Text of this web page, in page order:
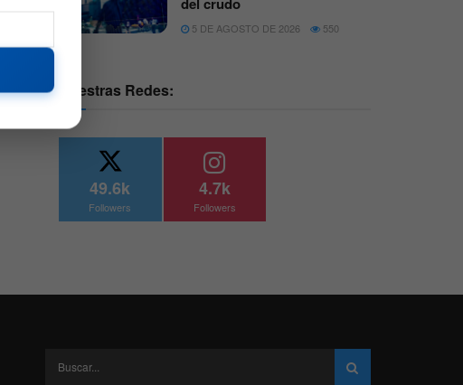
5 DE AGOSTO DE 2026 550
Nuestras Redes:
49.6k
Followers
4.7k
Followers